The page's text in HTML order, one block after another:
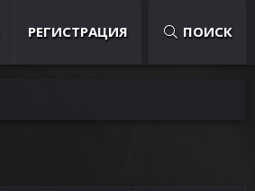
РЕГИСТРАЦИЯ ПОИСК